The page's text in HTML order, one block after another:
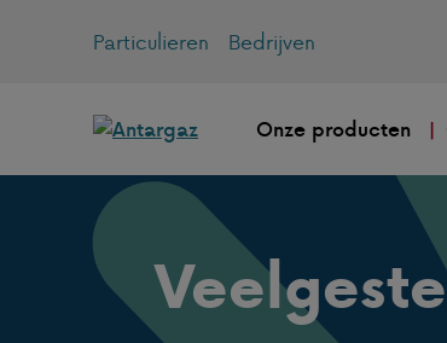
Particulieren Bedrijven
Onze producten